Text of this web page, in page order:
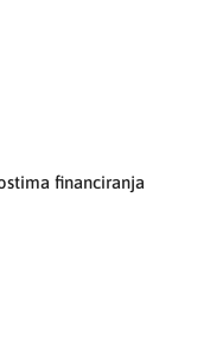
financiranja